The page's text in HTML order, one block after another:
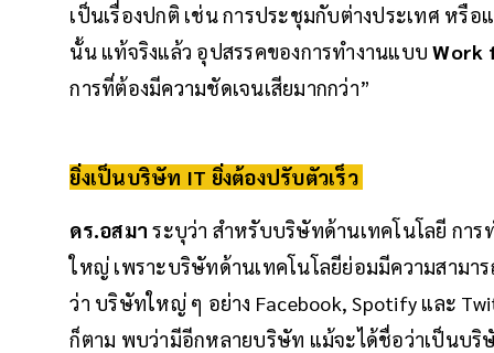
เป็นเรื่องปกติ เช่น การประชุมกับต่างประเทศ หรื
นั้น แท้จริงแล้ว อุปสรรคของการทำงานแบบWork
การที่ต้องมีความชัดเจนเสียมากกว่า”
ยิ่งเป็นบริษัท IT ยิ่งต้องปรับตัวเร็ว
ดร.อสมาระบุว่า สำหรับบริษัทด้านเทคโนโลยี การ
ใหญ่ เพราะบริษัทด้านเทคโนโลยีย่อมมีความสามา
ว่า บริษัทใหญ่ ๆ อย่าง Facebook, Spotify และ
ก็ตาม พบว่ามีอีกหลายบริษัท แม้จะได้ชื่อว่าเป็นบริ